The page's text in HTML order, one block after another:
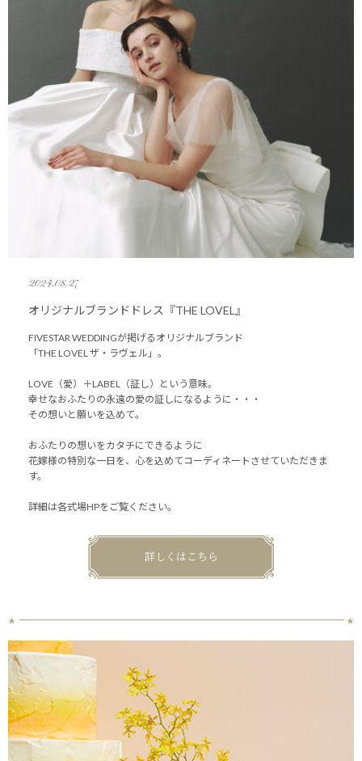
2024.08.27
オリジナルブランドドレス『THE LOVEL』
FIVESTAR WEDDINGが掲げるオリジナルブランド
「THE LOVEL ザ・ラヴェル」。
LOVE（愛）＋LABEL（証し）という意味。
幸せなおふたりの永遠の愛の証しになるように・・・
その想いと願いを込めて。
おふたりの想いをカタチにできるように
花嫁様の特別な一日を、心を込めてコーディネートさせていただきま
す。
詳細は各式場HPをご覧ください。
詳しくはこちら